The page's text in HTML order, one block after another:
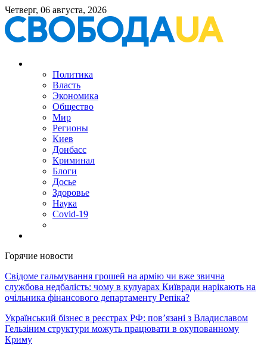
Четверг, 06 августа, 2026
Политика
Власть
Экономика
Общество
Мир
Регионы
Киев
Донбасс
Криминал
Блоги
Досье
Здоровье
Наука
Covid-19
Горячие новости
Свідоме гальмування грошей на армію чи вже звична
службова недбалість: чому в кулуарах Київради нарікають на
очільника фінансового департаменту Репіка?
Український бізнес в реєстрах РФ: пов’язані з Владиславом
Гельзіним структури можуть працювати в окупованному
Криму